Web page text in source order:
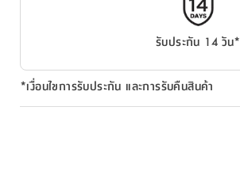
รับประกัน 14 วัน*
*เงื่อนไขการรับประกัน และการรับคืนสินค้า